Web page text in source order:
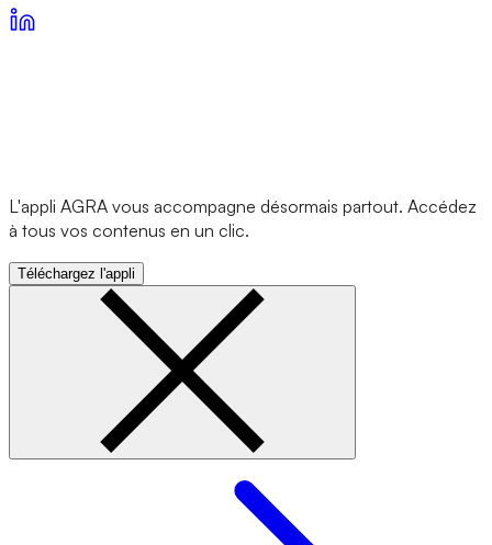
L'appli AGRA vous accompagne désormais partout. Accédez
à tous vos contenus en un clic.
Téléchargez l'appli